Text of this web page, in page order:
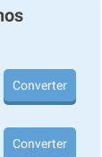
Converter
Converter